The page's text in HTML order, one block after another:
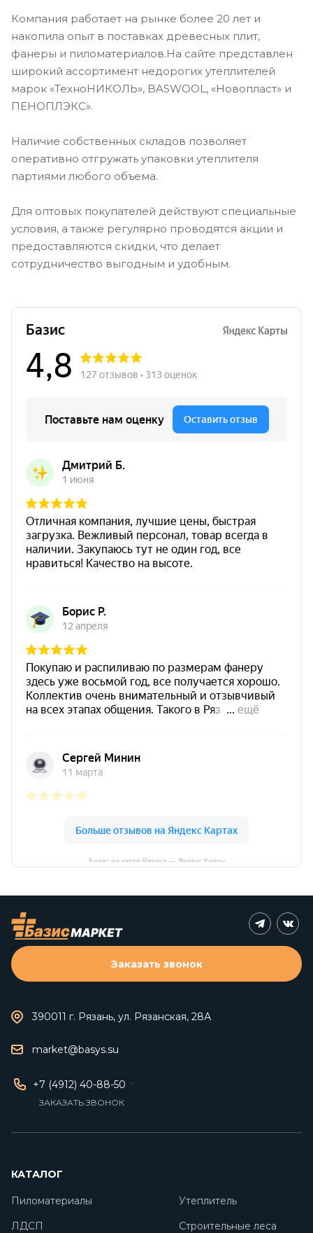
Компания работает на рынке более 20 лет и
накопила опыт в поставках древесных плит,
фанеры и пиломатериалов.На сайте представлен
широкий ассортимент недорогих утеплителей
марок «ТехноНИКОЛЬ», BASWOOL, «Новопласт» и
ПЕНОПЛЭКС».
Наличие собственных складов позволяет
оперативно отгружать упаковки утеплителя
партиями любого объема.
Для оптовых покупателей действуют специальные
условия, а также регулярно проводятся акции и
предоставляются скидки, что делает
сотрудничество выгодным и удобным.
Базис на карте Рязани — Яндекс Карты
390011 г. Рязань, ул. Рязанская, 28А
market@basys.su
+7 (4912) 40-88-50
ЗАКАЗАТЬ ЗВОНОК
Заказать звонок
КАТАЛОГ
Пиломатериалы
Утеплитель
ЛДСП
Строительные леса